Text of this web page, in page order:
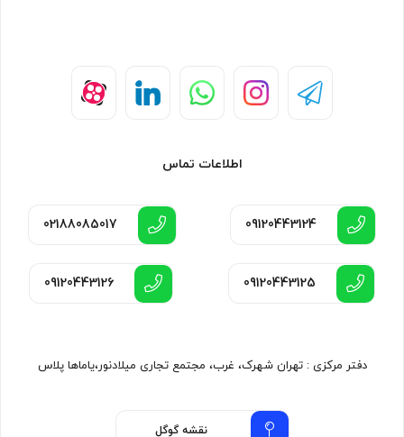
اطلاعات تماس
09120443124
02188085017
09120443125
09120443126
دفتر مرکزی : تهران شهرک، غرب، مجتمع تجاری میلادنور،یاماها پلاس
نقشه گوگل